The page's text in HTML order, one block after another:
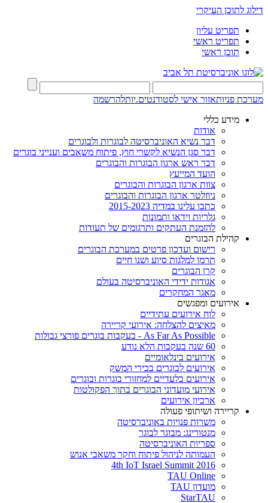
דילוג לתוכן העיקרי
תפריט עליון
תפריט ראשי
תוכן ראשי
מערכת פניותאזור אישי לסטודנטים.יותלהרשמה
מידע כללי
אודות
דבר נשיא האוניברסיטה לבוגרות ולבוגרים
דבר סגן הנשיא לקשרי חוץ, פיתוח משאבים וענייני בוגרים
דבר ראש ארגון הבוגרות והבוגרים
הועד המייעץ
צוות ארגון הבוגרות והבוגרים
ניוזלטר ארגון הבוגרות והבוגרים
כתבו עלינו במדיה 2015-2023
גלריות וידאו ותמונות
להזמנת העתקים ותרגומים של תעודות
קהילת הבוגרים
רישום ועדכון פרטים במערכת הבוגרים
תרמו למלגות סיוע ושנו חיים
קרן הבוגרים
אגודות ידידי האוניברסיטה בעולם
מאגר המחקרים
אירועים ומפגשים
לוח אירועים עתידיים
מאיצים להצלחה: אירועי קריירה
As Far As Possible - בעקבות בוגרים פורצי גבולות
60 שנה בעקבות הלא נודע
אירועים בינלאומיים
אירועים לבוגרים בכירי המשק
אירועים בלעדיים למחזורי בוגרות ובוגרים
אירועי מועדוני הבוגרים בתוך הפקולטות
ארכיון אירועים
קריירה ושיתופי פעולה
משרות פנויות באוניברסיטה
מנטורינג: מבוגר לבוגר
ספריות האוניברסיטה
העמותה לניהול פיתוח וחקר משאבי אנוש
4th IoT Israel Summit 2016
TAU Online
מועדון TAU
StarTAU